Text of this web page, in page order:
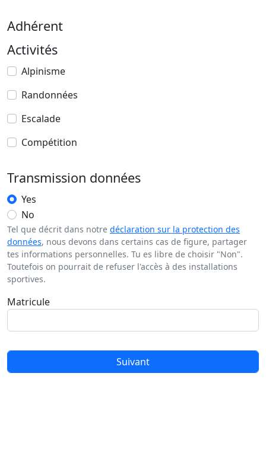
Adhérent
Activités
Alpinisme
Randonnées
Escalade
Compétition
Transmission données
Yes
No
Tel que décrit dans notre déclaration sur la protection des
données, nous devons dans certains cas de figure, partager
tes informations personnelles. Tu es libre de choisir "Non".
Toutefois on pourrait de refuser l'accès à des installations
sportives.
Matricule